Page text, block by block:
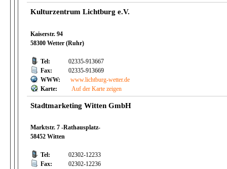
Kulturzentrum Lichtburg e.V.
Kaiserstr. 94
58300 Wetter (Ruhr)
Tel:
02335-913667
Fax:
02335-913669
WWW:
www.lichtburg-wetter.de
Karte:
Auf der Karte zeigen
Stadtmarketing Witten GmbH
Marktstr. 7 -Rathausplatz-
58452 Witten
Tel:
02302-12233
Fax:
02302-12236